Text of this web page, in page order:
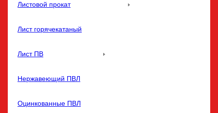
Листовой прокат
Лист горячекатаный
Лист ПВ
Нержавеющий ПВЛ
Оцинкованные ПВЛ